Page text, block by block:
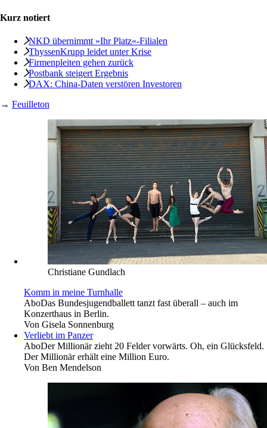
Kurz notiert
NKD übernimmt »Ihr Platz«-Filialen
ThyssenKrupp leidet unter Krise
Firmenpleiten gehen zurück
Postbank steigert Ergebnis
DAX: China-Daten verstören Investoren
→ Feuilleton
Christiane Gundlach
Komm in meine Turnhalle
AboDas Bundesjugendballett tanzt fast überall – auch im
Konzerthaus in Berlin.
Von Gisela Sonnenburg
Verliebt im Panzer
AboDer Millionär zieht 20 Felder vorwärts. Oh, ein Glücksfeld.
Der Millionär erhält eine Million Euro.
Von Ben Mendelson